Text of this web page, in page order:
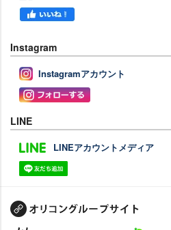
Instagram
Instagramアカウント
LINE
LINEアカウントメディア